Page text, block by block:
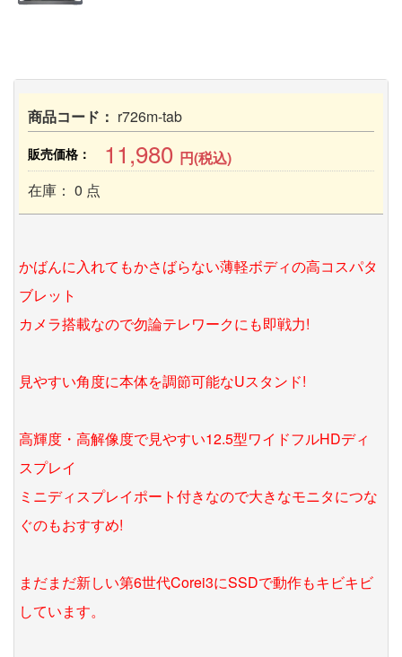
商品コード： r726m-tab
販売価格： 11,980 円(税込)
在庫： 0 点
かばんに入れてもかさばらない薄軽ボディの高コスパタ
ブレット
カメラ搭載なので勿論テレワークにも即戦力!
見やすい角度に本体を調節可能なUスタンド!
高輝度・高解像度で見やすい12.5型ワイドフルHDディ
スプレイ
ミニディスプレイポート付きなので大きなモニタにつな
ぐのもおすすめ!
まだまだ新しい第6世代Corei3にSSDで動作もキビキビ
しています。